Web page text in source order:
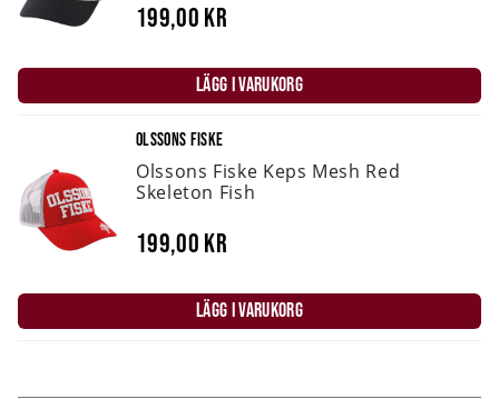
199,00 kr
LÄGG I VARUKORG
OLSSONS FISKE
Olssons Fiske Keps Mesh Red
Skeleton Fish
199,00 kr
LÄGG I VARUKORG